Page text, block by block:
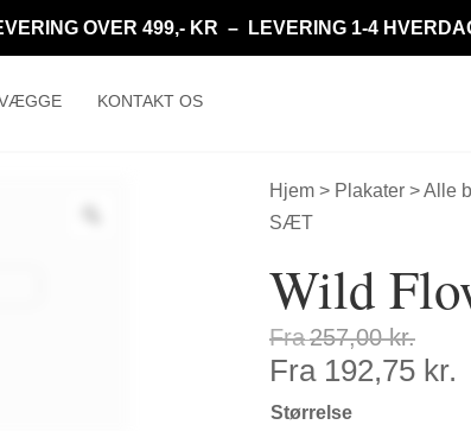
OVER 499,- KR – LEVERING 1-4
KONTAKT OS
Hjem > Plakater >Alle
SÆT
Wild
Fra257,00kr.
Fra 192,75 kr.
Størrelse